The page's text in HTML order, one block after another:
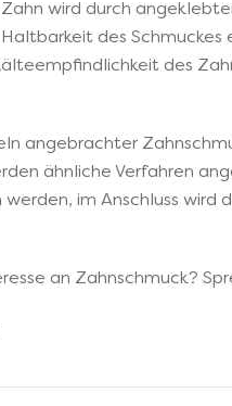
wird durch
des Schmuckes
des
angebrachter
ähnliche Verfahren
im Anschluss wird
an Zahnschmuck?